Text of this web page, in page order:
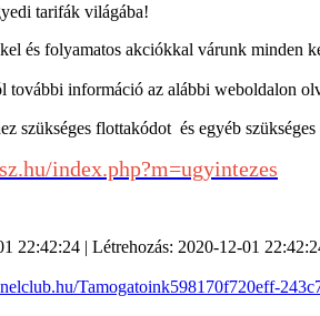
tarifák világába!
és folyamatos akciókkal várunk minden
további információ az alábbi weboldalon
szükséges flottakódot és egyéb
index.php?m=ugyintezes
22:42:24 | Létrehozás: 2020-12-01
Tamogatoink598170f720eff-